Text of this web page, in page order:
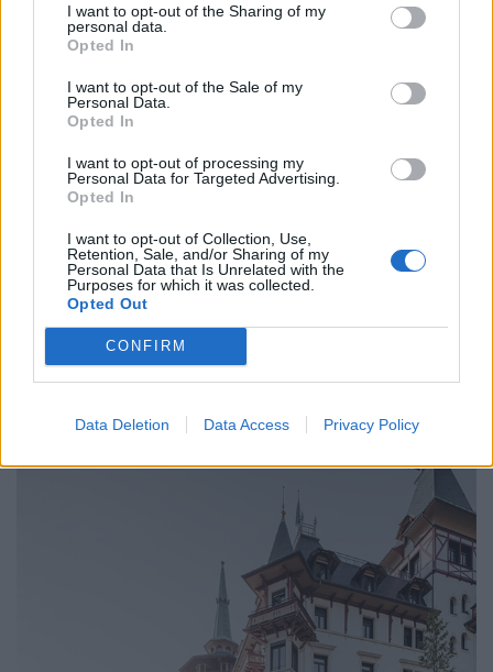
I want to opt-out of the Sharing of my
personal data.
Opted In
I want to opt-out of the Sale of my
Personal Data.
Opted In
I want to opt-out of processing my
Personal Data for Targeted Advertising.
Opted In
I want to opt-out of Collection, Use,
Retention, Sale, and/or Sharing of my
Personal Data that Is Unrelated with the
Purposes for which it was collected.
Opted Out
CONFIRM
Data Deletion Data Access Privacy Policy
Adresse steht für Luxus, den sie gerne auch mit einem
Augenzwinkern serviert. Freudentränen gibt es dagegen
Restaurant. Unter der Ägide von Chefkoch Heiko Nieder
vereinigt die Institution 19 Gault-Millau-Punkte sowie 2
Michelin-Sterne. Mit ein Grund, warum das Dolder Grand
von Gault Millau 2024 zum zweiten Mal als Hotel des
verdienter Lohn zum 125-jährigen Geburtstag.
thedoldergrand.com